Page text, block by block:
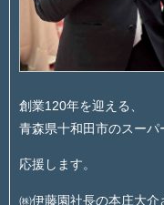
創業120年を迎える、
青森県十和田市のスーパ
応援します。
㈱伊藤園社長の本庄大介